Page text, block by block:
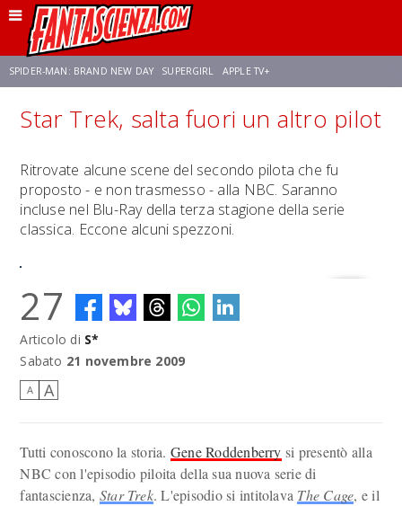
SPIDER-MAN: BRAND NEW DAY SUPERGIRL APPLE TV+
FRANCO RICCIARDIELLO ZENDAYA STAR TREK AVENGERS: DOOMSDAY
NETFLIX SADIE SINK STAR TREK: STRANGE NEW WORLDS
Star Trek, salta fuori un altro pilot
Ritrovate alcune scene del secondo pilota che fu
proposto - e non trasmesso - alla NBC. Saranno
incluse nel Blu-Ray della terza stagione della serie
classica. Eccone alcuni spezzoni.
27
Articolo di S*
Sabato 21 novembre 2009
A A
Tutti conoscono la storia. Gene Roddenberry si presentò alla
NBC con l'episodio piloita della sua nuova serie di
fantascienza, Star Trek. L'episodio si intitolava The Cage, e il